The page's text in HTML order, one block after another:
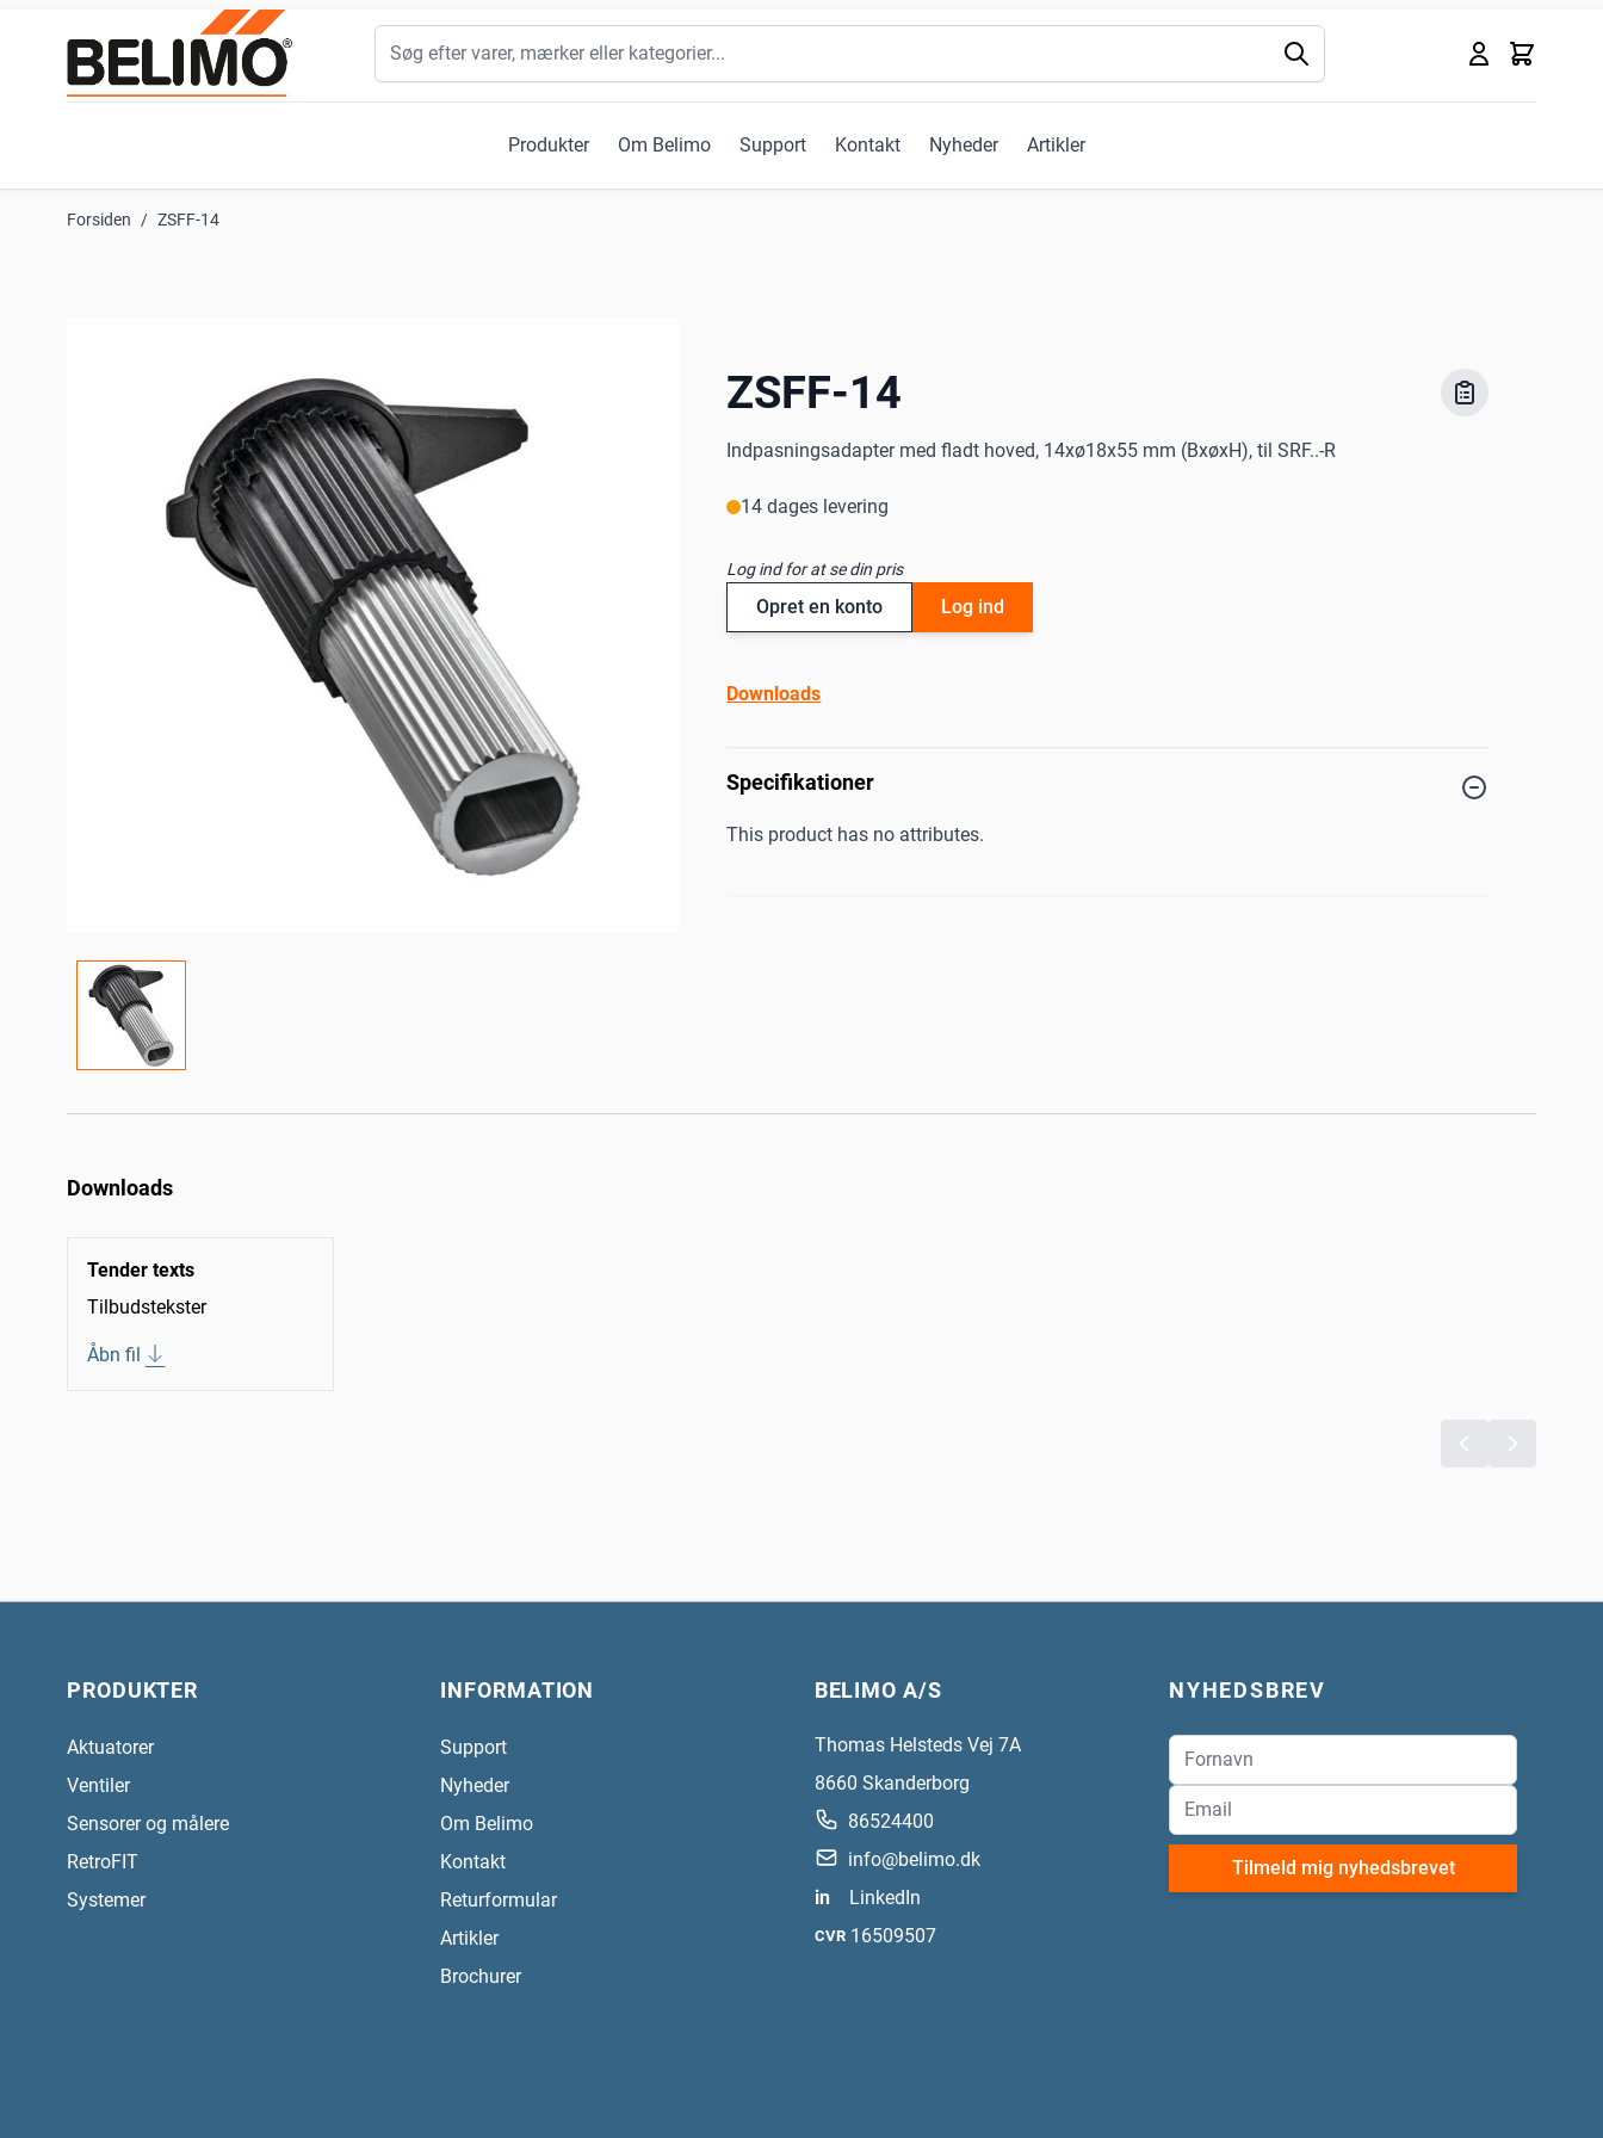
Produkter Om Belimo Support Kontakt Nyheder Artikler
Kurv
Søg
Forsiden / ZSFF-14
ZSFF-14
Indpasningsadapter med fladt hoved, 14xø18x55 mm (BxøxH), til SRF..-R
14 dages levering
Log ind for at se din pris
Opret en konto Log ind
Downloads
Specifikationer
This product has no attributes.
Downloads
Tender texts
Tilbudstekster
Åbn fil
PRODUKTER
Aktuatorer
Ventiler
Sensorer og målere
RetroFIT
Systemer
INFORMATION
Support
Nyheder
Om Belimo
Kontakt
Returformular
Artikler
Brochurer
BELIMO A/S
Thomas Helsteds Vej 7A
8660 Skanderborg
86524400
info@belimo.dk
in
LinkedIn
CVR 16509507
NYHEDSBREV
Tilmeld mig nyhedsbrevet